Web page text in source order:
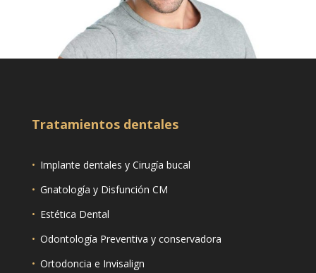
Tratamientos dentales
• Implante dentales y Cirugía bucal
• Gnatología y Disfunción CM
• Estética Dental
• Odontología Preventiva y conservadora
• Ortodoncia e Invisalign